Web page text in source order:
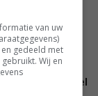
zijn we nu
ziet marktaandeel
van uw
gedeeld met
Wij en